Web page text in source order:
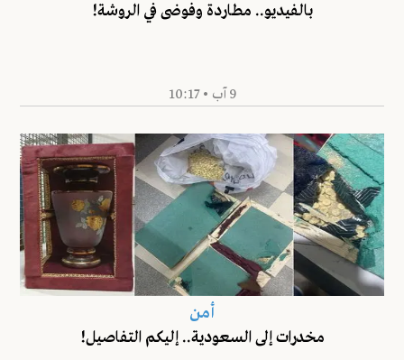
بالفيديو.. مطاردة وفوضى في الروشة!
9 آب • 10:17
أمن
مخدرات إلى السعودية.. إليكم التفاصيل!